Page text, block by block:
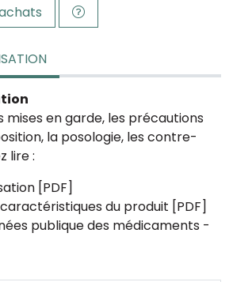
mises en garde, les précautions
la posologie, les contre-
lire :
[PDF]
du produit [PDF]
publique des médicaments -